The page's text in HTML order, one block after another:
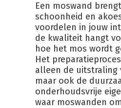
Een moswand
schoonheid en
voordelen in jouw
de kwaliteit hangt
hoe het mos wordt
Het
alleen de uitstraling
maar ook de
onderhoudsvrije
waar moswanden